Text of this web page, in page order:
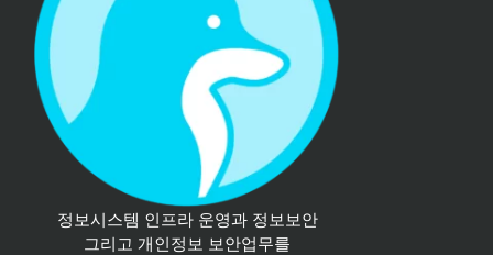
정보시스템 인프라 운영과 정보보안
그리고 개인정보 보안업무를